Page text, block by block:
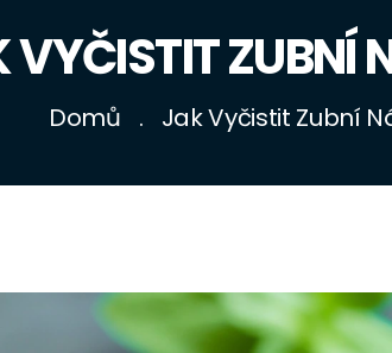
VYČISTIT ZUBNÍ
Domů Jak Vyčistit Zubní